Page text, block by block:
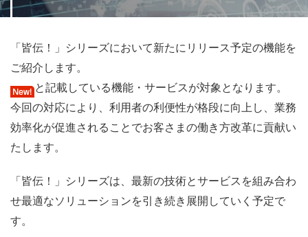
「皆伝！」シリーズにおいて新たにリリース予定の機能を
ご紹介します。
と記載している機能・サービスが対象となります。
今回の対応により、利用者の利便性が格段に向上し、業務
効率化が促進されることでお客さまの働き方改革に貢献い
たします。
「皆伝！」シリーズは、最新の技術とサービスを組み合わ
せ最適なソリューションを引き続き展開していく予定で
す。